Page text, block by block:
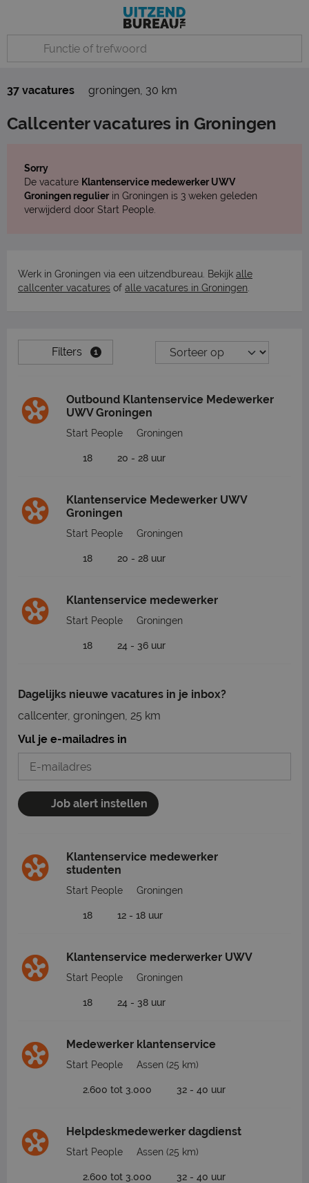
37 vacatures groningen, 30 km
Callcenter vacatures in Groningen
Sorry
De vacature Klantenservice medewerker UWV
Groningen regulierin Groningen is 3 weken geleden
verwijderd door Start People.
Werk in Groningen via een uitzendbureau. Bekijk alle
callcenter vacatures of alle vacatures in Groningen
Filters 1
Outbound Klantenservice Medewerker
UWV Groningen
Start People Groningen
18 20 - 28 uur
Klantenservice Medewerker UWV
Groningen
Start People Groningen
18 20 - 28 uur
Klantenservice medewerker
Start People Groningen
18 24 - 36 uur
Dagelijks nieuwe vacatures in je inbox?
callcenter, groningen, 25 km
Vul je e-mailadres in
Job alert instellen
Klantenservice medewerker
studenten
Start People Groningen
18 12 - 18 uur
Klantenservice mederwerker UWV
Start People Groningen
18 24 - 38 uur
Medewerker klantenservice
Start People Assen (25 km)
2.600 tot 3.000 32 - 40 uur
Helpdeskmedewerker dagdienst
Start People Assen (25 km)
2.600 tot 3.000 32 - 40 uur